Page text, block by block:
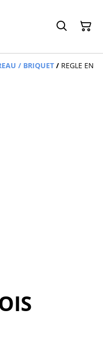
/ BRIQUET / REGLE EN